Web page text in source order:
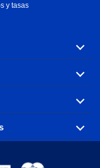
y tasas
baratas por
elegir.
más populares